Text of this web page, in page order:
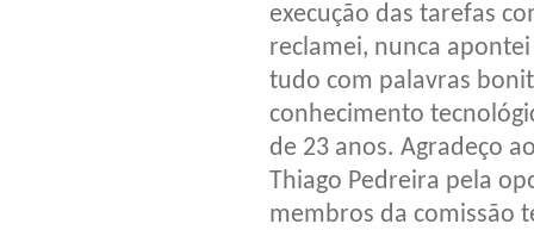
execução das tarefas
reclamei, nunca
tudo com palavras
conhecimento
de 23 anos. Agradeço
Thiago Pedreira pela
membros da comissão